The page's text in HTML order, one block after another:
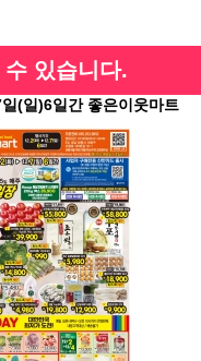
있습니다.
(일)6일간 좋은이웃마트